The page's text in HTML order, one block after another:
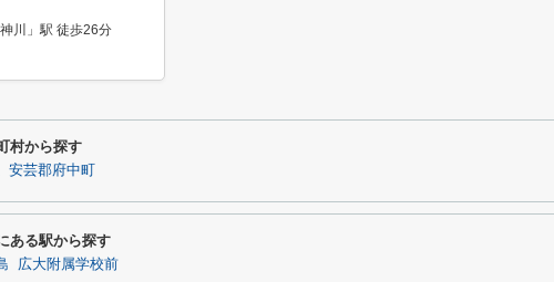
川」駅 徒歩26分
村から探す
安芸郡府中町
ある駅から探す
広大附属学校前